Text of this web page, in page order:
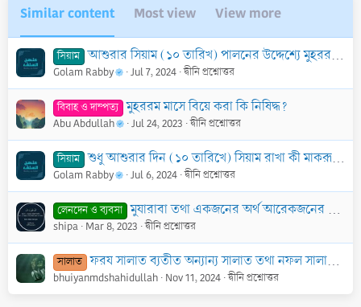
Similar content Most view View more
সিয়াম আশুরার সিয়াম (১০ তারিখ) পালনের উদ্দেশ্যে মুহররমের ৯ তারিখ সিয়াম রাখতে না পারলে ১১ তারিখ রাখা যাবে কী?
Golam Rabby Jul 7, 2024 দ্বীনি প্রশ্নোত্তর
বিবাহ ও দাম্পত্য মুহররম মাসে বিয়ে করা কি নিষিদ্ধ?
Abu Abdullah Jul 24, 2023 দ্বীনি প্রশ্নোত্তর
সিয়াম শুধু আশুরার দিন (১০ তারিখে) সিয়াম রাখা কী মাকরূহ?
Golam Rabby Jul 6, 2024 দ্বীনি প্রশ্নোত্তর
লেনদেন ও ব্যবসা মুযারাবা তথা একজনের অর্থ আরেকজনের শ্রম ভিত্তিতে ব্যবসা করার পদ্ধতি ও বিধিবিধান?
shipa Mar 8, 2023 দ্বীনি প্রশ্নোত্তর
সালাত ফরয সালাত ব্যতীত অন্যান্য সালাত তথা নফল সালাত জামাআতের সাথে পড়া যায় কি?
bhuiyanmdshahidullah Nov 11, 2024 দ্বীনি প্রশ্নোত্তর